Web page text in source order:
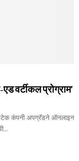
वर्टीकल प्रोग्राम’
कंपनी अपग्रॅडने ऑनलाइन